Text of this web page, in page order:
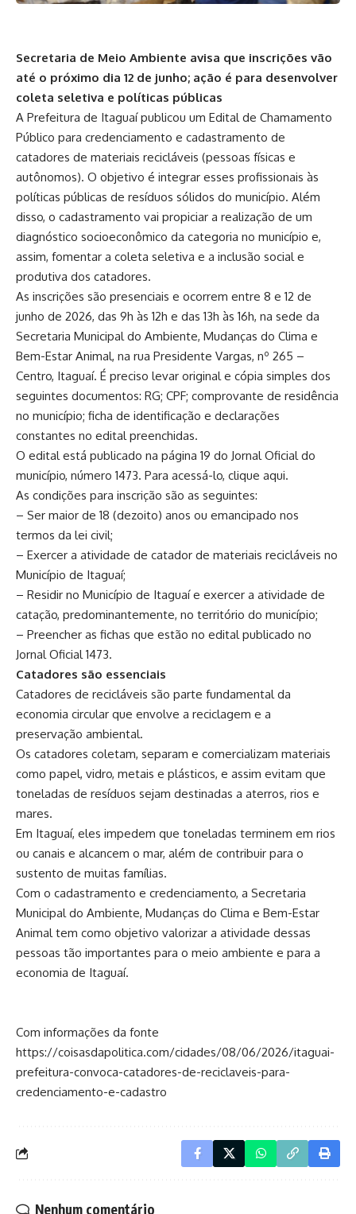
Secretaria de Meio Ambiente avisa que inscrições vão
até o próximo dia 12 de junho; ação é para desenvolver
coleta seletiva e políticas públicas
A Prefeitura de Itaguaí publicou um Edital de Chamamento
Público para credenciamento e cadastramento de
catadores de materiais recicláveis (pessoas físicas e
autônomos). O objetivo é integrar esses profissionais às
políticas públicas de resíduos sólidos do município. Além
disso, o cadastramento vai propiciar a realização de um
diagnóstico socioeconômico da categoria no município e,
assim, fomentar a coleta seletiva e a inclusão social e
produtiva dos catadores.
As inscrições são presenciais e ocorrem entre 8 e 12 de
junho de 2026, das 9h às 12h e das 13h às 16h, na sede da
Secretaria Municipal do Ambiente, Mudanças do Clima e
Bem-Estar Animal, na rua Presidente Vargas, nº 265 –
Centro, Itaguaí. É preciso levar original e cópia simples dos
seguintes documentos: RG; CPF; comprovante de residência
no município; ficha de identificação e declarações
constantes no edital preenchidas.
O edital está publicado na página 19 do Jornal Oficial do
município, número 1473. Para acessá-lo, clique aqui.
As condições para inscrição são as seguintes:
– Ser maior de 18 (dezoito) anos ou emancipado nos
termos da lei civil;
– Exercer a atividade de catador de materiais recicláveis no
Município de Itaguaí;
– Residir no Município de Itaguaí e exercer a atividade de
catação, predominantemente, no território do município;
– Preencher as fichas que estão no edital publicado no
Jornal Oficial 1473.
Catadores são essenciais
Catadores de recicláveis são parte fundamental da
economia circular que envolve a reciclagem e a
preservação ambiental.
Os catadores coletam, separam e comercializam materiais
como papel, vidro, metais e plásticos, e assim evitam que
toneladas de resíduos sejam destinadas a aterros, rios e
mares.
Em Itaguaí, eles impedem que toneladas terminem em rios
ou canais e alcancem o mar, além de contribuir para o
sustento de muitas famílias.
Com o cadastramento e credenciamento, a Secretaria
Municipal do Ambiente, Mudanças do Clima e Bem-Estar
Animal tem como objetivo valorizar a atividade dessas
pessoas tão importantes para o meio ambiente e para a
economia de Itaguaí.
Com informações da fonte
https://coisasdapolitica.com/cidades/08/06/2026/itaguai-
prefeitura-convoca-catadores-de-reciclaveis-para-
credenciamento-e-cadastro
Nenhum comentário